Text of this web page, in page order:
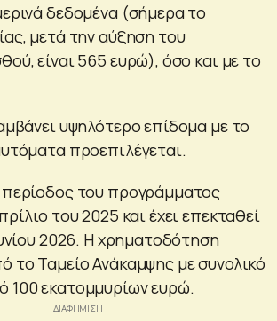
δεδομένα (σήμερα το
μετά την αύξηση του
είναι 565 ευρώ), όσο και με το
υψηλότερο επίδομα με το
προεπιλέγεται.
περίοδος του προγράμματος
του 2025 και έχει επεκταθεί
2026. Η χρηματοδότηση
το Ταμείο Ανάκαμψης με συνολικό
100 εκατομμυρίων ευρώ.